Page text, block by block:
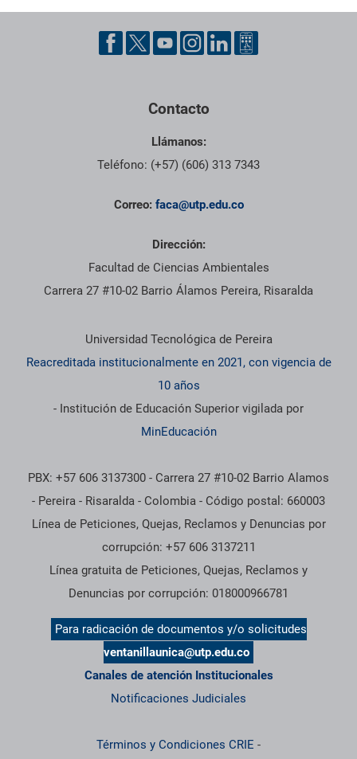
Pie de página con información de contacto, redes sociales y
Contacto
Llámanos:
Teléfono: (+57) (606) 313 7343
Correo: faca@utp.edu.co
Dirección:
Facultad de Ciencias Ambientales
Carrera 27 #10-02 Barrio Álamos Pereira, Risaralda
Información institucional
Universidad Tecnológica de Pereira
Reacreditada institucionalmente en 2021, con vigencia de
10 años
- Institución de Educación Superior vigilada por
MinEducación
PBX: +57 606 3137300 - Carrera 27 #10-02 Barrio Alamos
- Pereira - Risaralda - Colombia - Código postal: 660003
Línea de Peticiones, Quejas, Reclamos y Denuncias por
corrupción: +57 606 3137211
Línea gratuita de Peticiones, Quejas, Reclamos y
Denuncias por corrupción: 018000966781
Para radicación de documentos y/o solicitudes
ventanillaunica@utp.edu.co
Canales de atención Institucionales
Notificaciones Judiciales
Términos y Condiciones CRIE -